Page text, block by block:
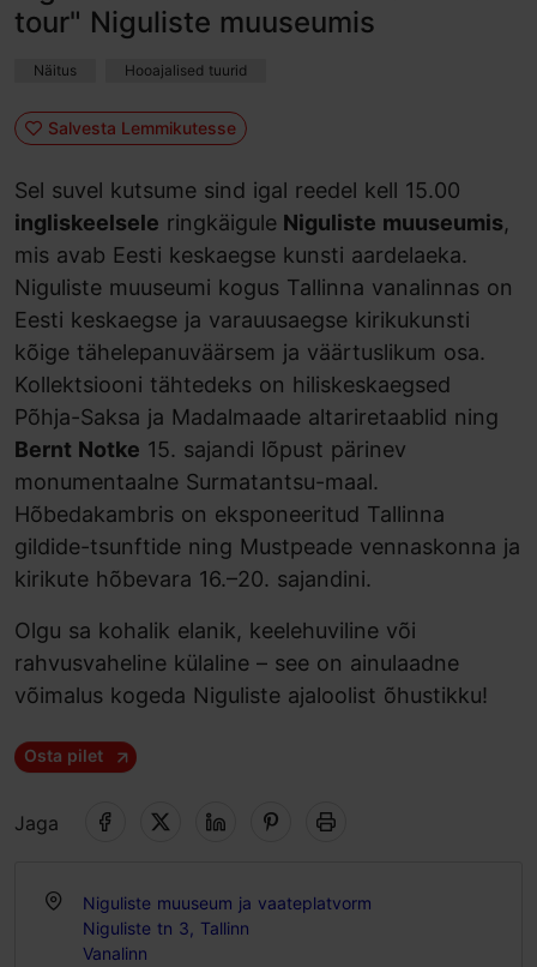
tour" Niguliste muuseumis
Näitus Hooajalised tuurid
Salvesta Lemmikutesse
Sel suvel kutsume sind igal reedel kell 15.00
ingliskeelsele ringkäigule Niguliste muuseumis,
mis avab Eesti keskaegse kunsti aardelaeka.
Niguliste muuseumi kogus Tallinna vanalinnas on
Eesti keskaegse ja varauusaegse kirikukunsti
kõige tähelepanuväärsem ja väärtuslikum osa.
Kollektsiooni tähtedeks on hiliskeskaegsed
Põhja-Saksa ja Madalmaade altariretaablid ning
Bernt Notke 15. sajandi lõpust pärinev
monumentaalne Surmatantsu-maal.
Hõbedakambris on eksponeeritud Tallinna
gildide-tsunftide ning Mustpeade vennaskonna ja
kirikute hõbevara 16.–20. sajandini.
Olgu sa kohalik elanik, keelehuviline või
rahvusvaheline külaline – see on ainulaadne
võimalus kogeda Niguliste ajaloolist õhustikku!
Osta pilet
Jaga
Niguliste muuseum ja vaateplatvorm
Niguliste tn 3, Tallinn
Vanalinn